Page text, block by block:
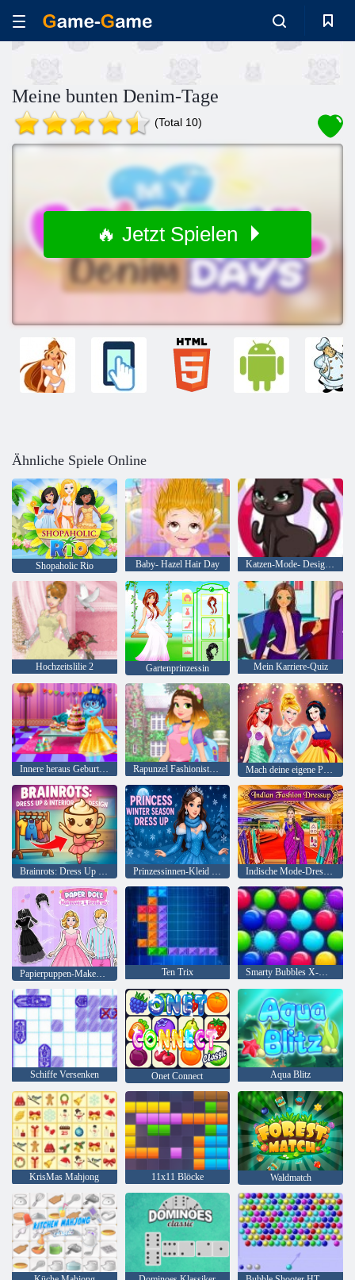
Meine bunten Denim-Tage
(Total 10)
🔥 Jetzt Spielen
Ähnliche Spiele Online
Shopaholic Rio Baby- Hazel Hair Day Katzen-Mode- Designer
Hochzeitslilie 2 Gartenprinzessin Mein Karriere-Quiz
Innere heraus Geburtstagsfeier Rapunzel Fashionista auf dem Sprung Mach deine eigene Prinzessin
Brainrots: Dress Up & Interior Design Prinzessinnen-Kleid für die Wintersaison Indische Mode-Dressup
Ten Trix Smarty Bubbles X-Mas
Schiffe Versenken Onet Connect Aqua Blitz
KrisMas Mahjong 11x11 Blöcke Waldmatch